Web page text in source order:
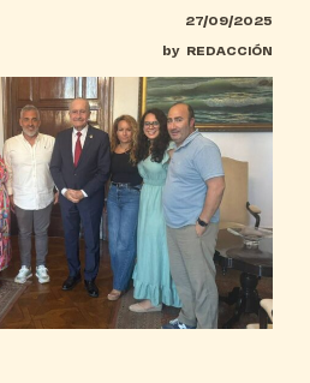
27/09/2025
by REDACCIÓN